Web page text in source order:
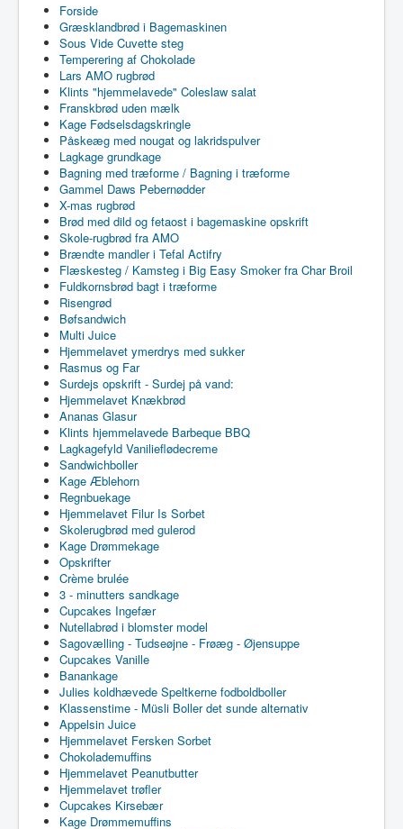
Forside
Græsklandbrød i Bagemaskinen
Sous Vide Cuvette steg
Temperering af Chokolade
Lars AMO rugbrød
Klints "hjemmelavede" Coleslaw salat
Franskbrød uden mælk
Kage Fødselsdagskringle
Påskeæg med nougat og lakridspulver
Lagkage grundkage
Bagning med træforme / Bagning i træforme
Gammel Daws Pebernødder
X-mas rugbrød
Brød med dild og fetaost i bagemaskine opskrift
Skole-rugbrød fra AMO
Brændte mandler i Tefal Actifry
Flæskesteg / Kamsteg i Big Easy Smoker fra Char Broil
Fuldkornsbrød bagt i træforme
Risengrød
Bøfsandwich
Multi Juice
Hjemmelavet ymerdrys med sukker
Rasmus og Far
Surdejs opskrift - Surdej på vand:
Hjemmelavet Knækbrød
Ananas Glasur
Klints hjemmelavede Barbeque BBQ
Lagkagefyld Vanilieflødecreme
Sandwichboller
Kage Æblehorn
Regnbuekage
Hjemmelavet Filur Is Sorbet
Skolerugbrød med gulerod
Kage Drømmekage
Opskrifter
Crème brulée
3 - minutters sandkage
Cupcakes Ingefær
Nutellabrød i blomster model
Sagovælling - Tudseøjne - Frøæg - Øjensuppe
Cupcakes Vanille
Banankage
Julies koldhævede Speltkerne fodboldboller
Klassenstime - Müsli Boller det sunde alternativ
Appelsin Juice
Hjemmelavet Fersken Sorbet
Chokolademuffins
Hjemmelavet Peanutbutter
Hjemmelavet trøfler
Cupcakes Kirsebær
Kage Drømmemuffins